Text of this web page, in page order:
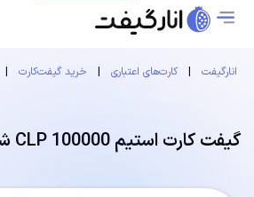
انارگیفت | کارت‌های اعتباری | خرید گیفت‌کارت |
گیفت کارت استیم 100000 CLP شیلی